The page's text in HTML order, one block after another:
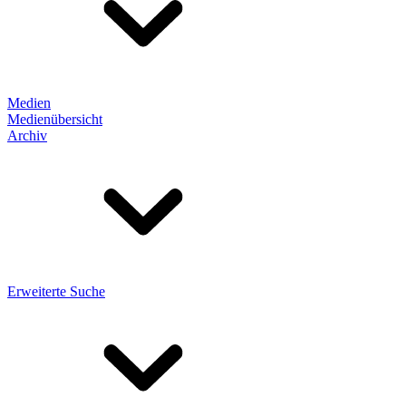
Medien
Medienübersicht
Archiv
Erweiterte Suche